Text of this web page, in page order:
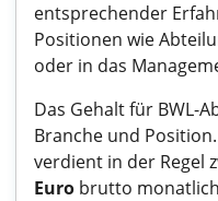
entsprechender
Positionen wie
oder in das
Das Gehalt für BWL-
Branche und
verdient in der Regel
Euro brutto